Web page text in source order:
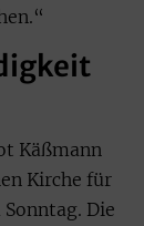
Käßmann
Kirche für
Die